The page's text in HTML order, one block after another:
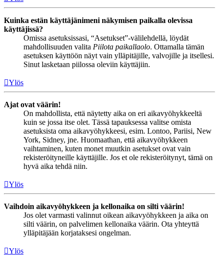
Kuinka estän käyttäjänimeni näkymisen paikalla olevissa
käyttäjissä?
Omissa asetuksissasi, “Asetukset”-välilehdellä, löydät
mahdollisuuden valita Piilota paikallaolo. Ottamalla tämän
asetuksen käyttöön näyt vain ylläpitäjille, valvojille ja itsellesi.
Sinut lasketaan piilossa oleviin käyttäjiin.
Ylös
Ajat ovat väärin!
On mahdollista, että näytetty aika on eri aikavyöhykkeeltä
kuin se jossa itse olet. Tässä tapauksessa valitse omista
asetuksista oma aikavyöhykkeesi, esim. Lontoo, Pariisi, New
York, Sidney, jne. Huomaathan, että aikavyöhykkeen
vaihtaminen, kuten monet muutkin asetukset ovat vain
rekisteröityneille käyttäjille. Jos et ole rekisteröitynyt, tämä on
hyvä aika tehdä niin.
Ylös
Vaihdoin aikavyöhykkeen ja kellonaika on silti väärin!
Jos olet varmasti valinnut oikean aikavyöhykkeen ja aika on
silti väärin, on palvelimen kellonaika väärin. Ota yhteyttä
ylläpitäjään korjataksesi ongelman.
Ylös